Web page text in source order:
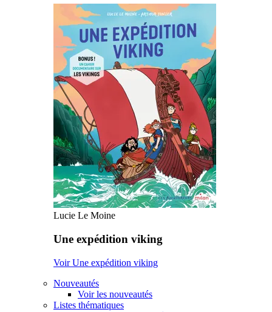
Lucie Le Moine
Une expédition viking
Voir Une expédition viking
Nouveautés
Voir les nouveautés
Listes thématiques